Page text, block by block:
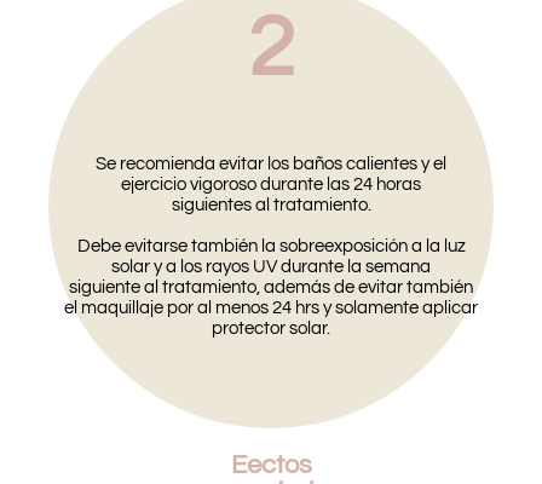
2
Se recomienda evitar los baños calientes y el
ejercicio vigoroso durante las 24 horas
siguientes al tratamiento.
Debe evitarse también la sobreexposición a la luz
solar y a los rayos UV durante la semana
siguiente al tratamiento, además de evitar también
el maquillaje por al menos 24 hrs y solamente aplicar
protector solar.
Eectos